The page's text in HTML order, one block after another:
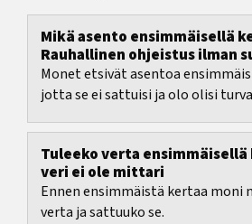
Mikä asento ensimmäisellä
Rauhallinen ohjeistus ilman
Monet etsivät asentoa
jotta se ei sattuisi ja olo olisi
Tuleeko verta ensimmäisellä
veri ei ole mittari
Ennen ensimmäistä kertaa
verta ja sattuuko se.